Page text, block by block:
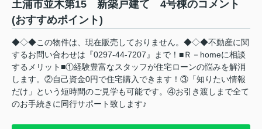
土浦市並木第15 新築戸建て 4号棟のコメント
(おすすめポイント)
◆◇◆この物件は、現在販売しておりません。◆◇◆不動産に関
するお問い合わせは『0297-44-7207』まで！■Ｒ－homeに相談
するメリット■①経験豊富なスタッフが住宅ローンの悩みを解消
します。②自己資金0円で住宅購入できます！③「知りたい情報
だけ」という短時間のご見学も可能です。④お引き渡しまで全て
のお手続きに同行サポート致します♪